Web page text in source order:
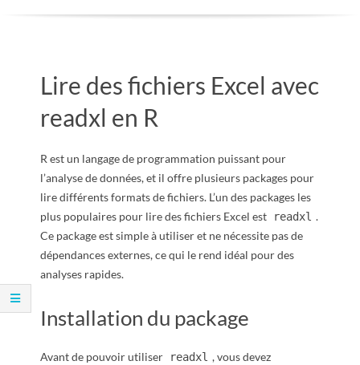
R
Lire des fichiers Excel avec
readxl en R
R est un langage de programmation puissant pour
l’analyse de données, et il offre plusieurs packages pour
lire différents formats de fichiers. L’un des packages les
plus populaires pour lire des fichiers Excel est
readxl .
Ce package est simple à utiliser et ne nécessite pas de
dépendances externes, ce qui le rend idéal pour des
analyses rapides.
Installation du package
Avant de pouvoir utiliser readxl , vous devez